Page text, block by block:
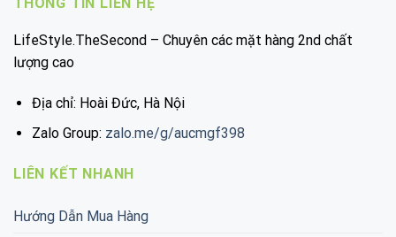
LifeStyle.TheSecond – Chuyên các mặt hàng 2nd chất
lượng cao
Địa chỉ: Hoài Đức, Hà Nội
Zalo Group: zalo.me/g/aucmgf398
LIÊN KẾT NHANH
Hướng Dẫn Mua Hàng